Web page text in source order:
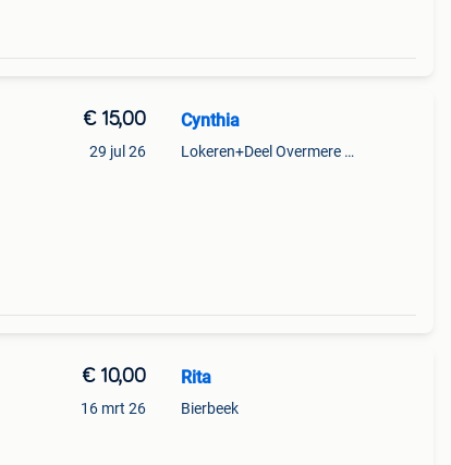
€ 15,00
29 jul 26
Cynthia
Lokeren+Deel Overmere En Zele
€ 10,00
16 mrt 26
Rita
Bierbeek